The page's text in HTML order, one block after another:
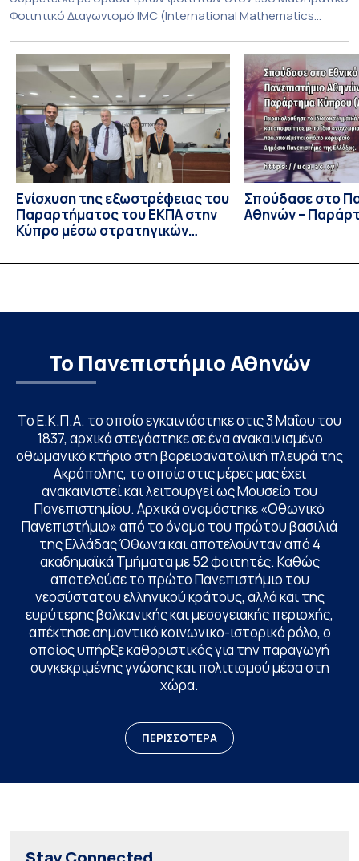
Φοιτητικό Διαγωνισμό IMC (International Mathematics
Ιουλίου στο Blagoevgrad της Βουλγαρίας. Σε αυτόν
συμμετείχαν 447 φοιτητές εκπροσωπώντας 135
πανεπιστήμια από 46 χώρες. Από την Ελλάδα, συμμετείχαν
επίσης το Εθνικό Μετσόβιο Πολυτεχνείο, το Αριστοτέλειο
Πανεπιστήμιο […]
Ενίσχυση της εξωστρέφειας του
Παραρτήματος του ΕΚΠΑ στην
Κύπρο μέσω στρατηγικών
Σπούδασε στο
Αθηνών –
Το Πανεπιστήμιο Αθηνών
Το Ε.Κ.Π.Α. το οποίο εγκαινιάστηκε στις 3 Μαΐου του
1837, αρχικά στεγάστηκε σε ένα ανακαινισμένο
οθωμανικό κτήριο στη βορειοανατολική πλευρά της
Ακρόπολης, το οποίο στις μέρες μας έχει
ανακαινιστεί και λειτουργεί ως Μουσείο του
Πανεπιστημίου. Αρχικά ονομάστηκε «Οθωνικό
Πανεπιστήμιο» από το όνομα του πρώτου βασιλιά
της Ελλάδας Όθωνα και αποτελούνταν από 4
ακαδημαϊκά Τμήματα με 52 φοιτητές. Καθώς
αποτελούσε το πρώτο Πανεπιστήμιο του
νεοσύστατου ελληνικού κράτους, αλλά και της
ευρύτερης βαλκανικής και μεσογειακής περιοχής,
απέκτησε σημαντικό κοινωνικο-ιστορικό ρόλο, ο
οποίος υπήρξε καθοριστικός για την παραγωγή
συγκεκριμένης γνώσης και πολιτισμού μέσα στη
χώρα.
ΠΕΡΙΣΣΟΤΕΡΑ